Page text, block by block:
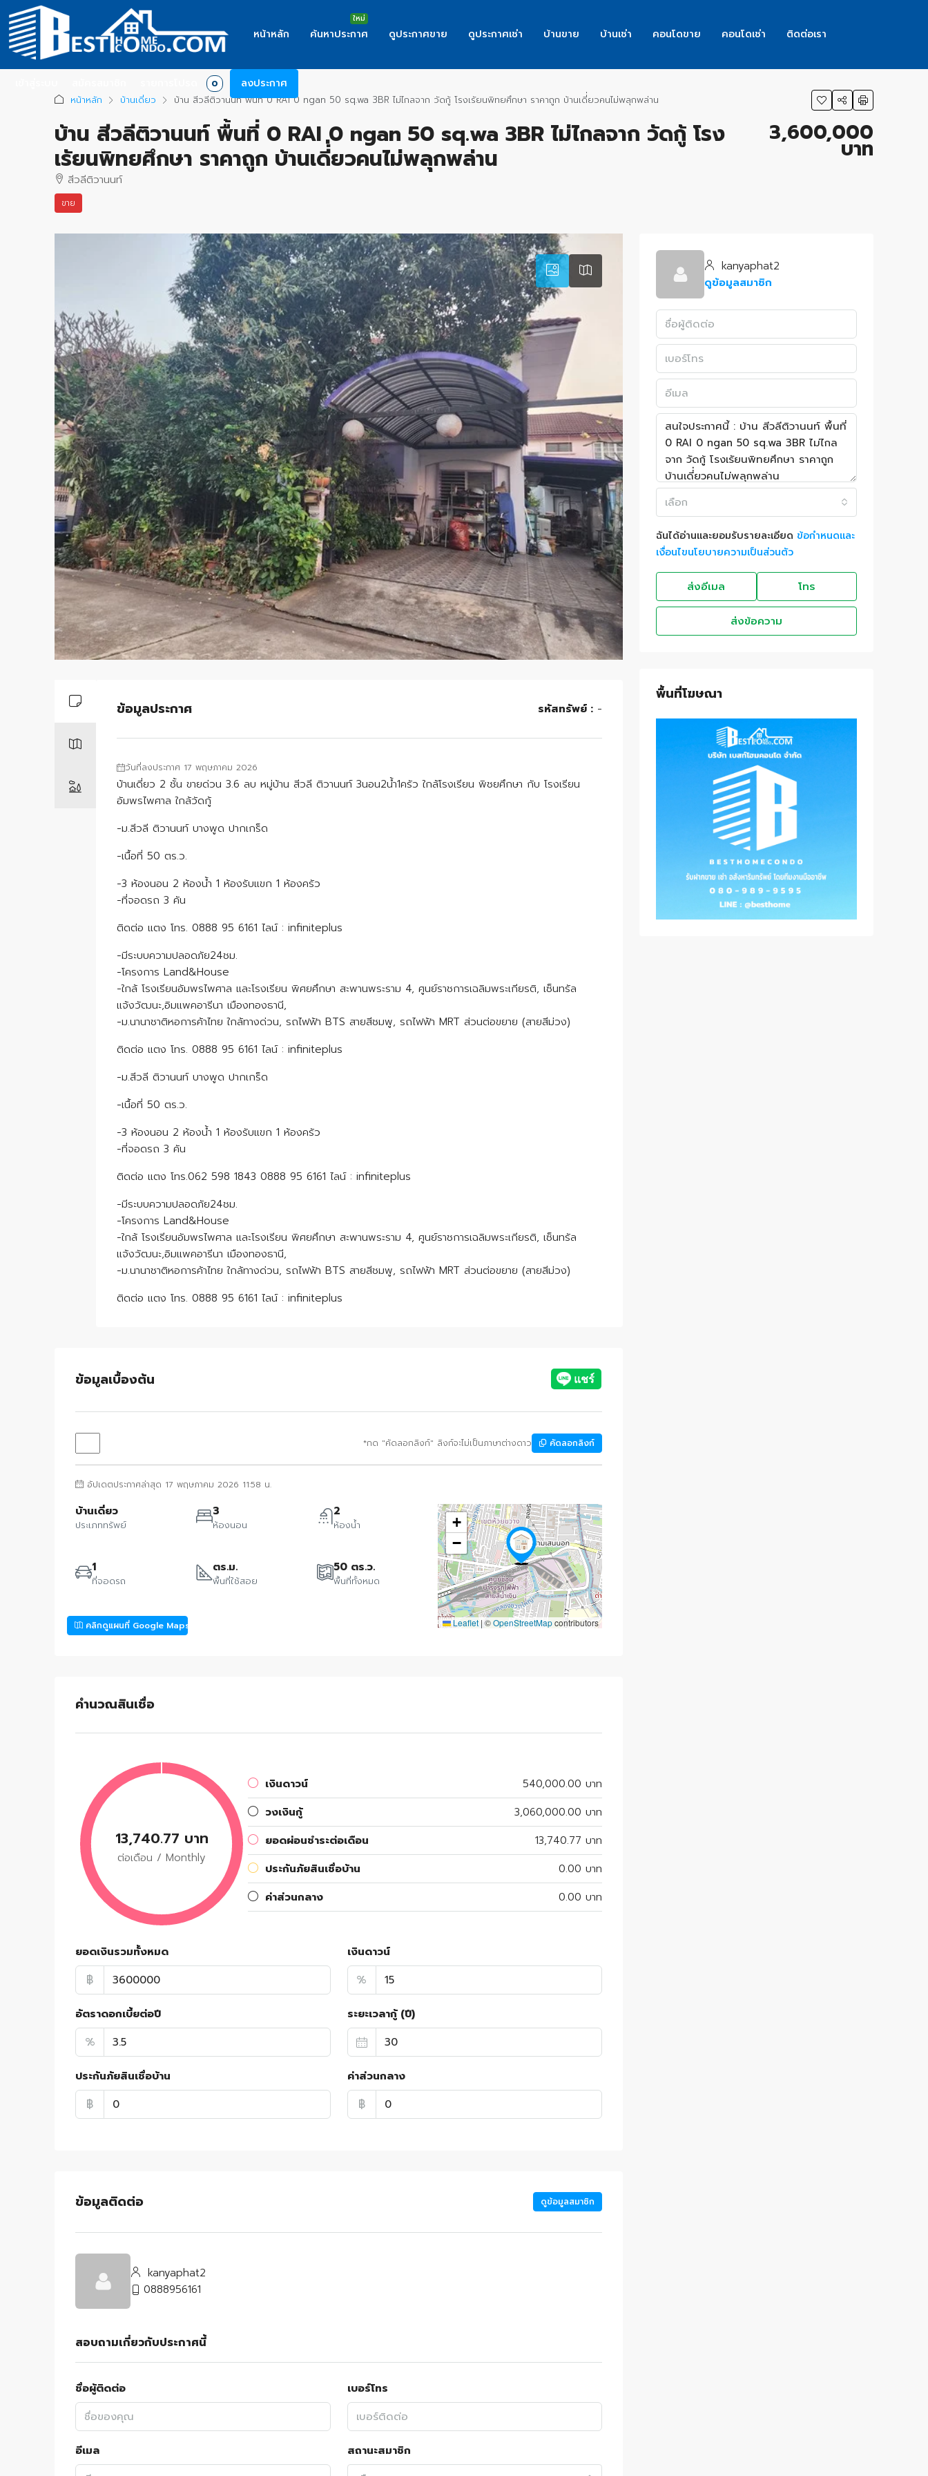
หน้าหลัก ค้นหาประกาศ ดูประกาศขาย ดูประกาศเช่า บ้านขาย บ้านเช่า คอนโดขาย คอนโดเช่า ติดต่อเรา
0 ลงประกาศ
หน้าหลัก บ้านเดี่ยว บ้าน สีวลีติวานนท์ พื้นที่ 0 RAI 0 ngan 50 sq.wa 3BR ไม่ไกลจาก วัดกู้ โรงเรัยนพิทยศึกษา ราคาถูก บ้านเดี่่ยวคนไม่พลุกพล่าน
บ้าน สีวลีติวานนท์ พื้นที่ 0 RAI 0 ngan 50 sq.wa 3BR ไม่ไกลจาก วัดกู้ โรง
เรัยนพิทยศึกษา ราคาถูก บ้านเดี่่ยวคนไม่พลุกพล่าน
สีวลีติวานนท์
ขาย
3,600,000
บาท
ข้อมูลประกาศ รหัสทรัพย์ : -
วันที่ลงประกาศ 17 พฤษภาคม 2026
บ้านเดี่ยว 2 ชั้น ขายด่วน 3.6 ลบ หมู่บ้าน สีวลี ติวานนท์ 3นอน2น้ำ1ครัว ใกล้โรงเรียน พิชยศึกษา กับ โรงเรียน
อัมพรไพศาล ใกล้วัดกู้
-ม.สีวลี ติวานนท์ บางพูด ปากเกร็ด
-เนื้อที่ 50 ตร.ว.
-3 ห้องนอน 2 ห้องน้ำ 1 ห้องรับแขก 1 ห้องครัว
-ที่จอดรถ 3 คัน
ติดต่อ แตง โทร. 0888 95 6161 ไลน์ : infiniteplus
-มีระบบความปลอดภัย24ชม.
-โครงการ Land&House
-ใกล้ โรงเรียนอัมพรไพศาล และโรงเรียน พิศยศึกษา สะพานพระราม 4, ศูนย์ราชการเฉลิมพระเกียรติ, เซ็นทรัล
แจ้งวัฒนะ,อิมแพคอารีนา เมืองทองธานี,
-ม.นานาชาติหอการค้าไทย ใกล้ทางด่วน, รถไฟฟ้า BTS สายสีชมพู, รถไฟฟ้า MRT ส่วนต่อขยาย (สายสีม่วง)
ติดต่อ แตง โทร. 0888 95 6161 ไลน์ : infiniteplus
-ม.สีวลี ติวานนท์ บางพูด ปากเกร็ด
-เนื้อที่ 50 ตร.ว.
-3 ห้องนอน 2 ห้องน้ำ 1 ห้องรับแขก 1 ห้องครัว
-ที่จอดรถ 3 คัน
ติดต่อ แตง โทร.062 598 1843 0888 95 6161 ไลน์ : infiniteplus
-มีระบบความปลอดภัย24ชม.
-โครงการ Land&House
-ใกล้ โรงเรียนอัมพรไพศาล และโรงเรียน พิศยศึกษา สะพานพระราม 4, ศูนย์ราชการเฉลิมพระเกียรติ, เซ็นทรัล
แจ้งวัฒนะ,อิมแพคอารีนา เมืองทองธานี,
-ม.นานาชาติหอการค้าไทย ใกล้ทางด่วน, รถไฟฟ้า BTS สายสีชมพู, รถไฟฟ้า MRT ส่วนต่อขยาย (สายสีม่วง)
ติดต่อ แตง โทร. 0888 95 6161 ไลน์ : infiniteplus
ข้อมูลเบื้องต้น
*กด "คัดลอกลิงก์" ลิงก์จะไม่เป็นภาษาต่างดาว คัดลอกลิงก์
อัปเดตประกาศล่าสุด 17 พฤษภาคม 2026 11:58 น.
บ้านเดี่ยว
ประเภททรัพย์
3
ห้องนอน
2
ห้องน้ำ
1
ที่จอดรถ
ตร.ม.
พื้นที่ใช้สอย
50 ตร.ว.
พื้นที่ทั้งหมด
คลิกดูแผนที่ Google Maps
+
−
Leaflet | ©OpenStreetMapcontributors
คำนวณสินเชื่อ
13,740.77 บาท
ต่อเดือน / Monthly
เงินดาวน์
540,000.00 บาท
วงเงินกู้
3,060,000.00 บาท
ยอดผ่อนชำระต่อเดือน
13,740.77 บาท
ประกันภัยสินเชื่อบ้าน
0.00 บาท
ค่าส่วนกลาง
0.00 บาท
ยอดเงินรวมทั้งหมด
฿
เงินดาวน์
%
อัตราดอกเบี้ยต่อปี
%
ระยะเวลากู้ (ปี)
ประกันภัยสินเชื่อบ้าน
฿
ค่าส่วนกลาง
฿
ข้อมูลติดต่อ ดูข้อมูลสมาชิก
kanyaphat2
0888956161
สอบถามเกี่ยวกับประกาศนี้
ชื่อผู้ติดต่อ เบอร์โทร
อีเมล
สถานะสมาชิก
kanyaphat2
ดูข้อมูลสมาชิก
เลือก
ฉันได้อ่านและยอมรับรายละเอียด ข้อกำหนดและ
เงื่อนไขนโยบายความเป็นส่วนตัว
ส่งอีเมล โทร
ส่งข้อความ
พื้นที่โฆษณา